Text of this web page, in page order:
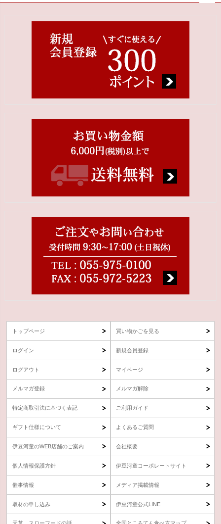
トップページ 買い物かごを見る
ログイン 新規会員登録
ログアウト マイページ
メルマガ登録 メルマガ解除
特定商取引法に基づく表記 ご利用ガイド
ギフト仕様について よくあるご質問
伊豆河童のWEB店舗のご案内 会社概要
個人情報保護方針 伊豆河童コーポレートサイト
催事情報 メディア掲載情報
取材の申し込み 伊豆河童公式LINE